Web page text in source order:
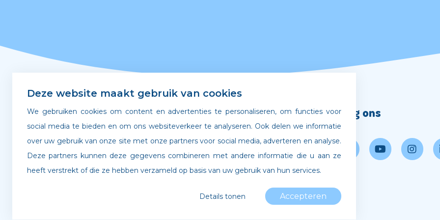
Snel naar
Leerplicht & verzuim Gedragscode
Volg ons
Deze website maakt gebruik van cookies
We gebruiken cookies om content en advertenties te personaliseren, om functies voor
social media te bieden en om ons websiteverkeer te analyseren. Ook delen we informatie
over uw gebruik van onze site met onze partners voor social media, adverteren en analyse.
Deze partners kunnen deze gegevens combineren met andere informatie die u aan ze
heeft verstrekt of die ze hebben verzameld op basis van uw gebruik van hun services.
Details tonen Accepteren